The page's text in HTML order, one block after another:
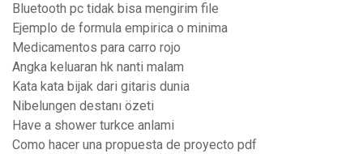
Bluetooth pc tidak bisa mengirim file
Ejemplo de formula empirica o minima
Medicamentos para carro rojo
Angka keluaran hk nanti malam
Kata kata bijak dari gitaris dunia
Nibelungen destanı özeti
Have a shower turkce anlami
Como hacer una propuesta de proyecto pdf